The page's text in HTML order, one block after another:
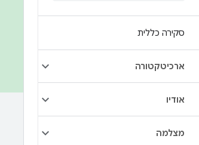
סקירה כללית
ארכיטקטורה
אודיו
מצלמה